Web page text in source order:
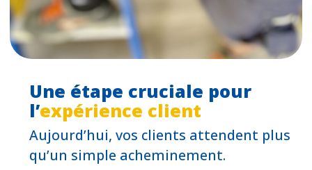
Une étape cruciale pour
l’expérience client
Aujourd’hui, vos clients attendent plus
qu’un simple acheminement.